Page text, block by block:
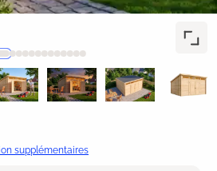
supplémentaires